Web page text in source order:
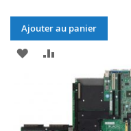
Ajouter au panier
AJOUTER
LISTE
COMPARATEUR